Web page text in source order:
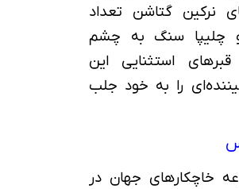
نرکین گتاشن تعداد
و چلیپا سنگ به چشم
استثنایی این
را به خود جلب
خاچکارهای جهان در